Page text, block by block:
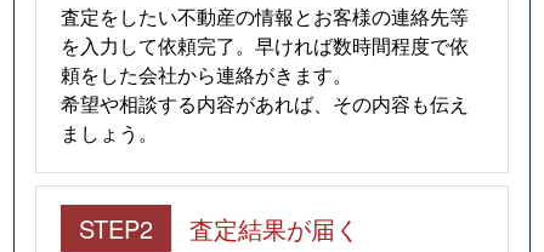
査定をしたい不動産の情報とお客様の連絡先等
を入力して依頼完了。早ければ数時間程度で依
頼をした会社から連絡がきます。
希望や相談する内容があれば、その内容も伝え
ましょう。
STEP2 査定結果が届く